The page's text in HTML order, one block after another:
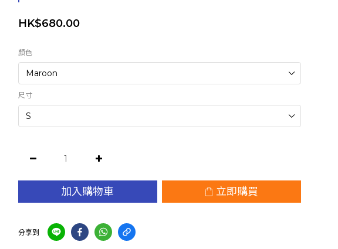
HK$680.00
顏色
尺寸
加入購物車 立即購買
分享到